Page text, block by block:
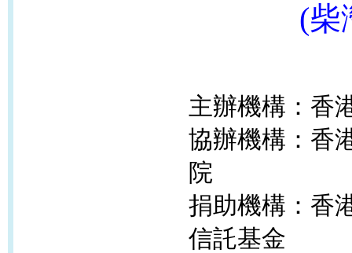
(柴
主辦機構：香
協辦機構：香
院
捐助機構：香
信託基金